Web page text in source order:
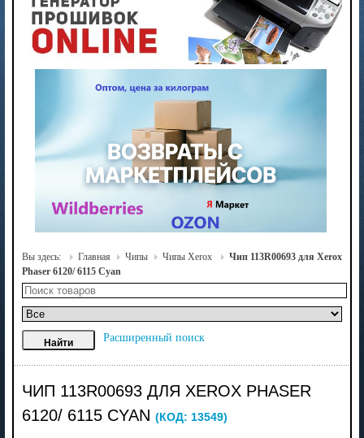
Вы здесь: Главная Чипы Чипы Xerox
Чип 113R00693 для Xerox
Phaser 6120/ 6115 Cyan
Расширенный поиск
ЧИП 113R00693 ДЛЯ XEROX PHASER
6120/ 6115 CYAN (КОД: 13549)